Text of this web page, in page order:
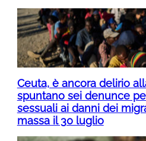
Ceuta, è ancora delirio
spuntano sei denunce
sessuali ai danni dei
massa il 30 luglio